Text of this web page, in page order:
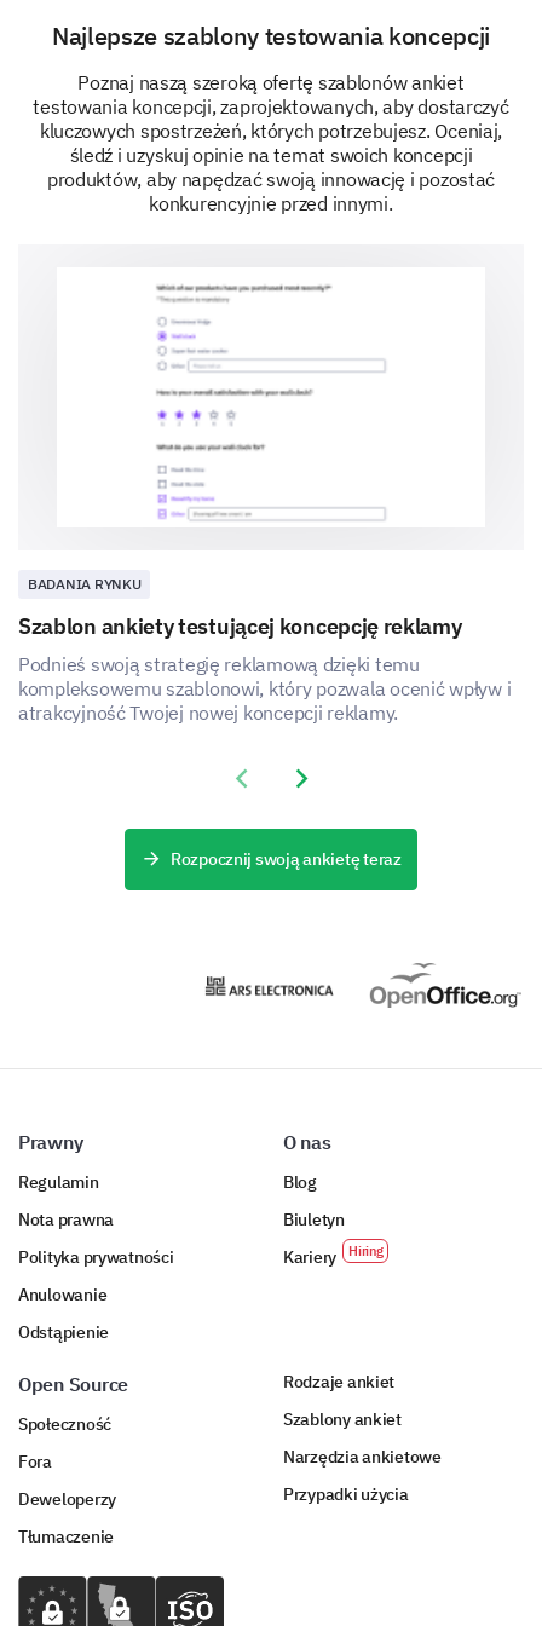
Najlepsze szablony testowania koncepcji
Poznaj naszą szeroką ofertę szablonów ankiet
testowania koncepcji, zaprojektowanych, aby dostarczyć
kluczowych spostrzeżeń, których potrzebujesz. Oceniaj,
śledź i uzyskuj opinie na temat swoich koncepcji
produktów, aby napędzać swoją innowację i pozostać
konkurencyjnie przed innymi.
BADANIA RYNKU
Szablon ankiety testującej koncepcję reklamy
Podnieś swoją strategię reklamową dzięki temu
kompleksowemu szablonowi, który pozwala ocenić wpływ i
atrakcyjność Twojej nowej koncepcji reklamy.
Previous slide
Next slide
Rozpocznij swoją ankietę teraz
Prawny
Regulamin
Nota prawna
Polityka prywatności
Anulowanie
Odstąpienie
O nas
Blog
Biuletyn
Kariery
Open Source
Społeczność
Fora
Deweloperzy
Tłumaczenie
Rodzaje ankiet
Szablony ankiet
Narzędzia ankietowe
Przypadki użycia